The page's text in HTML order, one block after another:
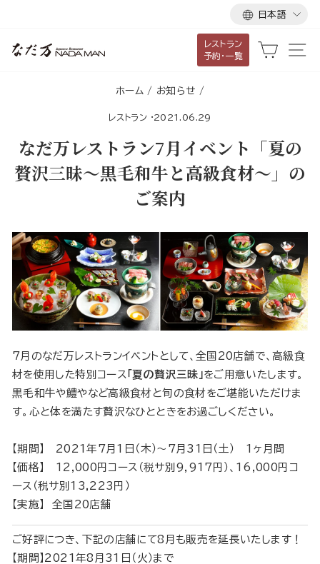
言
語
日本語
レストラン
予約・一覧
カート
ホーム / お知らせ /
レストラン ·2021.06.29
なだ万レストラン7月イベント「夏の
贅沢三昧～黒毛和牛と高級食材～」の
ご案内
7月のなだ万レストランイベントとして、全国20店舗で、高級食
材を使用した特別コース 「夏の贅沢三昧」をご用意いたします。
黒毛和牛や鱧やなど高級食材と旬の食材をご堪能いただけま
す。心と体を満たす贅沢なひとときをお過ごしください。
【期間】 2021年7月1日（木）～7月31日（土） 1ヶ月間
【価格】 12,000円コース（税サ別9,917円）、16,000円コ
ース（税サ別13,223円）
【実施】 全国20店舗
ご好評につき、下記の店舗にて8月も販売を延長いたします！
【期間】2021年8月31日（火）まで